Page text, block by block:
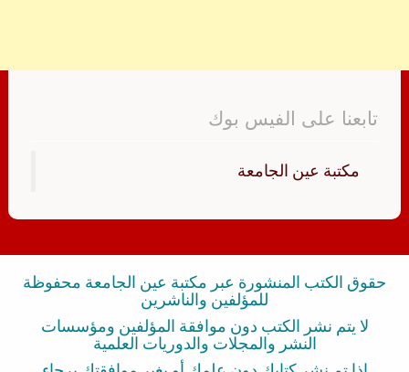
تابعنا على الفيس بوك
‏مكتبة عين الجامعة‏
حقوق الكتب المنشورة عبر مكتبة عين الجامعة محفوظة
للمؤلفين والناشرين
لا يتم نشر الكتب دون موافقة المؤلفين ومؤسسات
النشر والمجلات والدوريات العلمية